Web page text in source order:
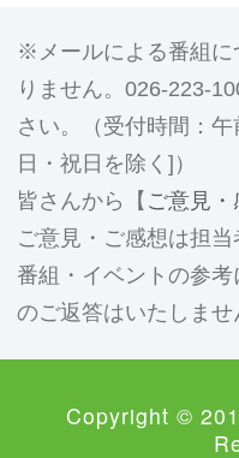
メールによる番組
りません。026-223-
さい。（受付時間：
日・祝日を除く]）
皆さんから【 ご意見
ご意見・ご感想は担
番組・イベントの参
のご返答はいたしませ
Copyright ©